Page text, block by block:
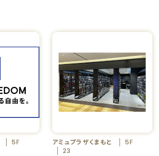
5F
アミュプラザくまもと
5F
23